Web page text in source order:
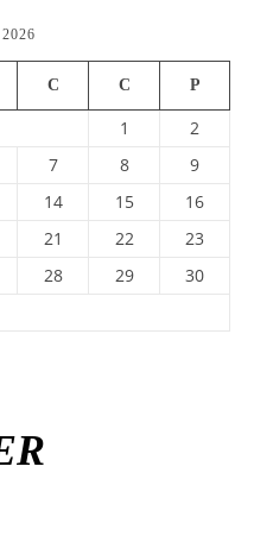
C C P
1
2
7 8
9
14 15
16
21 22
23
28 29
30